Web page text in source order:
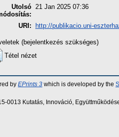
Utolsó 21 Jan 2025 07:36
URI: http://publikacio.uni-
(bejelentkezés szükséges)
Tétel nézet
by EPrints 3 which is developed by the
0013 Kutatás, Innováció,